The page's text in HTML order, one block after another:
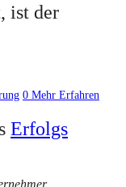
ist der
0 Mehr Erfahren
Erfolgs